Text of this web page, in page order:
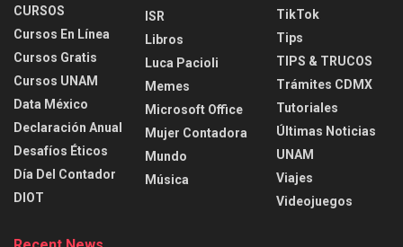
CURSOS
Cursos En Línea
Cursos Gratis
Cursos UNAM
Data México
Declaración Anual
Desafíos Éticos
Día Del Contador
DIOT
ISR
Libros
Luca Pacioli
Memes
Microsoft Office
Mujer Contadora
Mundo
Música
TikTok
Tips
TIPS & TRUCOS
Trámites CDMX
Tutoriales
Últimas Noticias
UNAM
Viajes
Videojuegos